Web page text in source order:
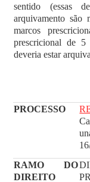
sentido (essas
arquivamento são
marcos
prescricional de
deveria estar
PROCESSO
RAMO DO
DIREITO